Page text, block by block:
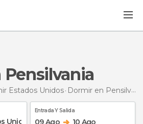
Pensilvania
Estados Unidos Dormir en Pensilvania
Entrada Y Salida
09 Ago 10 Ago